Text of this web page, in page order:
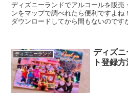
ディズニーランドでアルコールを販売
ンをマップで調べれたら便利ですよね！ ディズニーランドアプ
ダウンロードしてから間もないのです
ディズニーランド
ディズ
ト登録